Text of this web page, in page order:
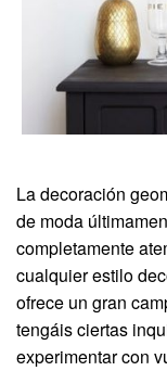
La decoración
de moda
completamente
cualquier estilo
ofrece un gran
tengáis ciertas
experimentar con